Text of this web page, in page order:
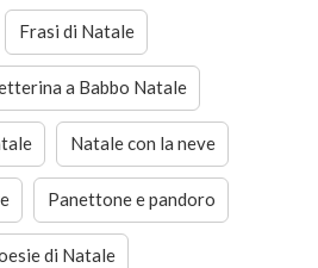
Frasi di Natale
a Babbo Natale
Natale con la neve
Panettone e pandoro
di Natale